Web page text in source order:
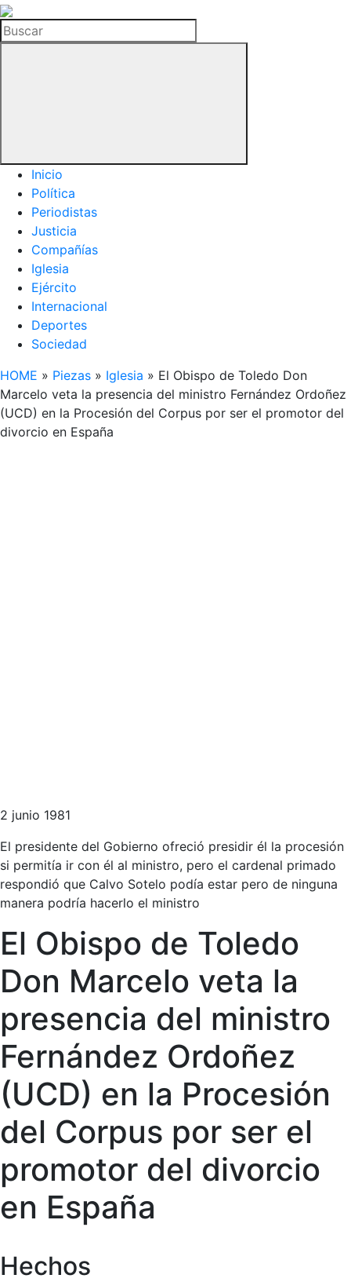
La
Hemeroteca
del
Buscar
Inicio
Política
Periodistas
Justicia
Compañías
Iglesia
Ejército
Internacional
Deportes
Sociedad
HOME » Piezas » Iglesia » El Obispo de Toledo Don
Marcelo veta la presencia del ministro Fernández Ordoñez
(UCD) en la Procesión del Corpus por ser el promotor del
divorcio en España
2 junio 1981
El presidente del Gobierno ofreció presidir él la procesión
si permitía ir con él al ministro, pero el cardenal primado
respondió que Calvo Sotelo podía estar pero de ninguna
manera podría hacerlo el ministro
El Obispo de Toledo
Don Marcelo veta la
presencia del ministro
Fernández Ordoñez
(UCD) en la Procesión
del Corpus por ser el
promotor del divorcio
en España
Hechos